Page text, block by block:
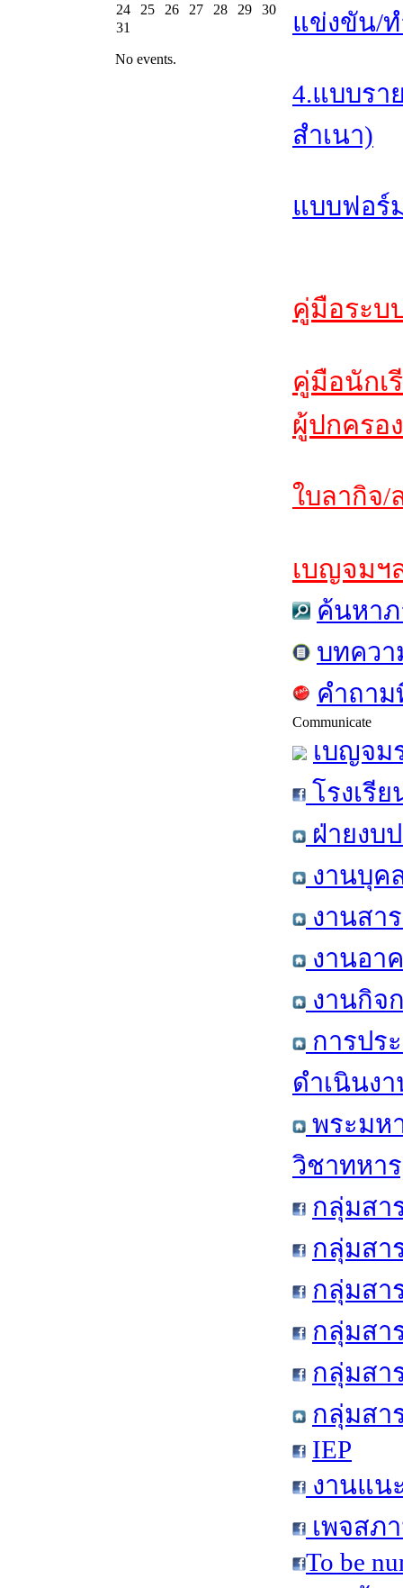
24
25 26 27 28 29
30
31
No events.
แข่งขัน/
4.แบบรา
สำเนา)
แบบฟอร์
คู่มือระบ
คู่มือนักเ
ผู้ปกครอ
ใบลากิจ/
เบญจมฯ
ค้นหาภ
บทควา
คำถา
Communicate
เบญจม
โรงเรี
ฝ่ายงบ
งานบุค
งานสา
งานอา
งานกิจ
การปร
ดำเนินง
พระมห
วิชาทหา
กลุ่มสา
กลุ่มสา
กลุ่มสา
กลุ่มสา
กลุ่มสา
กลุ่มสา
IEP
งานแน
เพจสภ
To be